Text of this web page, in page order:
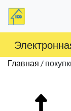
Главная /